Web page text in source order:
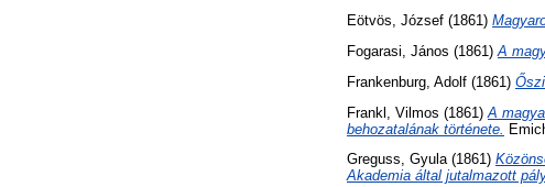
Eötvös, József (1861)
Fogarasi, János (1861) A
Frankenburg, Adolf (1861)
Frankl, Vilmos (1861) A
behozatalának története.
Greguss, Gyula(1861)
Akademia által jutalmazott